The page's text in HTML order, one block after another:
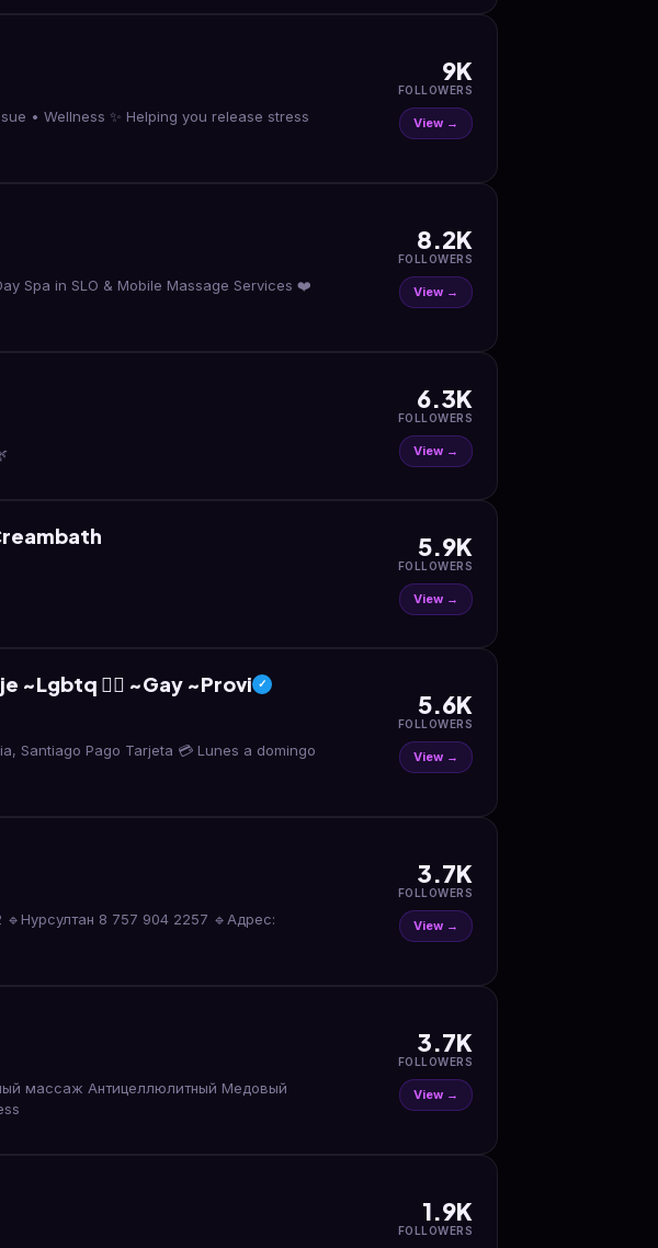
• Wellness ✨ Helping you release stress
9K
FOLLOWERS
View →
Spa in SLO & Mobile Massage Services ❤️
8.2K
FOLLOWERS
View →
6.3K
FOLLOWERS
View →
5.9K
FOLLOWERS
View →
~Lgbtq 🏳️‍🌈 ~Gay ~Provi ✓
Santiago Pago Tarjeta 💳 Lunes a domingo
5.6K
FOLLOWERS
View →
3.7K
FOLLOWERS
View →
Антицеллюлитный Медовый
3.7K
FOLLOWERS
View →
1.9K
FOLLOWERS